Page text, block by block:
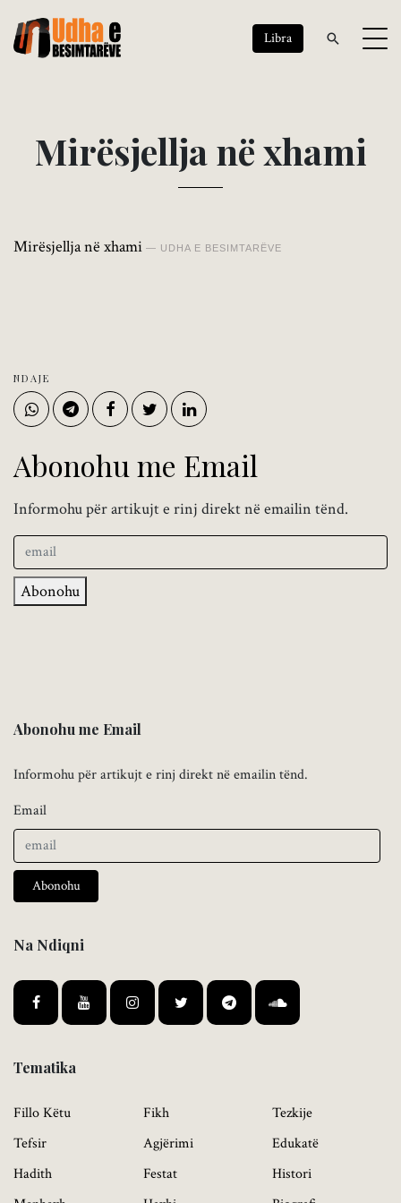
Libra
Mirësjelljanëxhami
Mirësjellja në xhami UDHA E BESIMTARËVE
NDAJE
Abonohu me Email
Informohu për artikujt e rinj direkt në emailin tënd.
Abonohu
Abonohu me Email
Informohu për artikujt e rinj direkt në emailin tënd.
Email
Abonohu
Na Ndiqni
Tematika
Fillo Këtu
Tefsir
Hadith
Fikh
Agjërimi
Festat
Tezkije
Edukatë
Histori